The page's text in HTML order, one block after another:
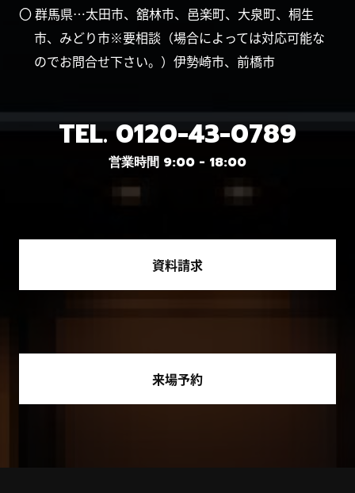
〇 群馬県…太田市、舘林市、邑楽町、大泉町、桐生
市、みどり市※要相談（場合によっては対応可能な
のでお問合せ下さい。）伊勢崎市、前橋市
TEL. 0120-43-0789
営業時間 9:00 - 18:00
資料請求
来場予約